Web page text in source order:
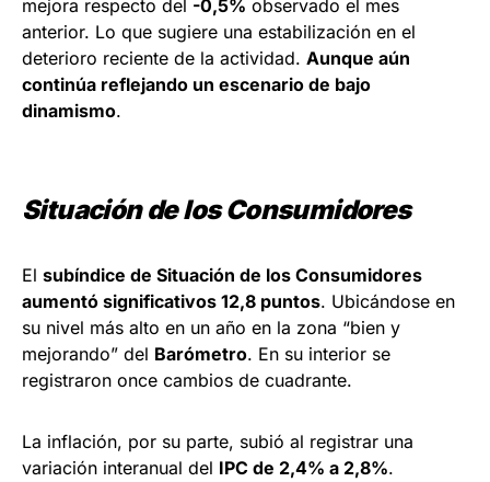
mejora respecto del -0,5% observado el mes
anterior. Lo que sugiere una estabilización en el
deterioro reciente de la actividad. Aunque aún
continúa reflejando un escenario de bajo
dinamismo.
Situación de los Consumidores
El subíndice de Situación de los Consumidores
aumentó significativos 12,8 puntos. Ubicándose en
su nivel más alto en un año en la zona “bien y
mejorando” del Barómetro. En su interior se
registraron once cambios de cuadrante.
La inflación, por su parte, subió al registrar una
variación interanual del IPC de 2,4% a 2,8%.